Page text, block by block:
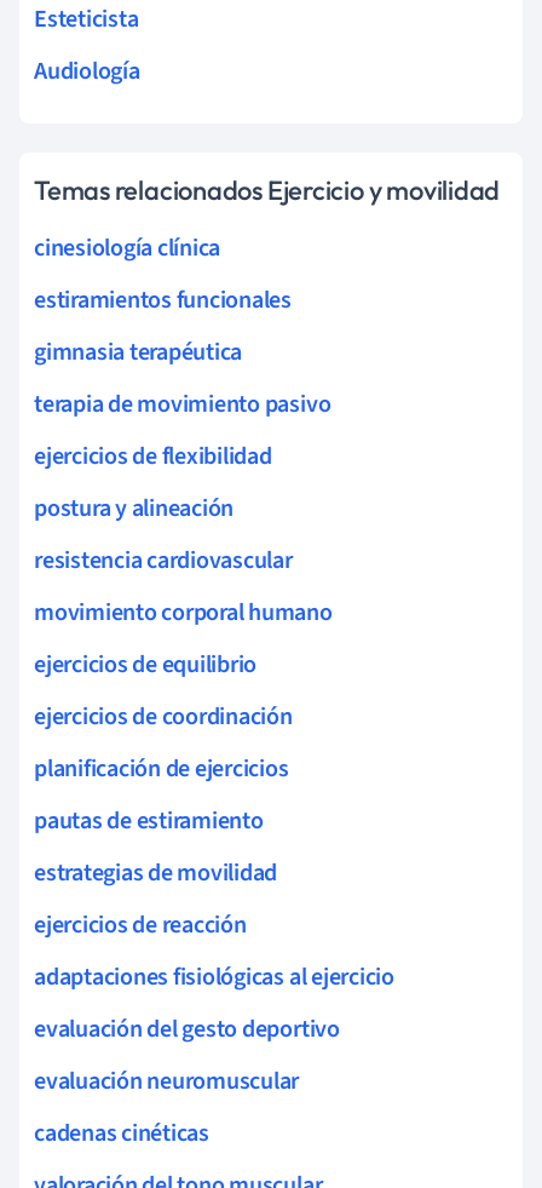
Esteticista
Audiología
Temas relacionados Ejercicio y movilidad
cinesiología clínica
estiramientos funcionales
gimnasia terapéutica
terapia de movimiento pasivo
ejercicios de flexibilidad
postura y alineación
resistencia cardiovascular
movimiento corporal humano
ejercicios de equilibrio
ejercicios de coordinación
planificación de ejercicios
pautas de estiramiento
estrategias de movilidad
ejercicios de reacción
adaptaciones fisiológicas al ejercicio
evaluación del gesto deportivo
evaluación neuromuscular
cadenas cinéticas